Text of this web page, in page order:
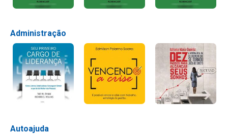
Administração
Autoajuda